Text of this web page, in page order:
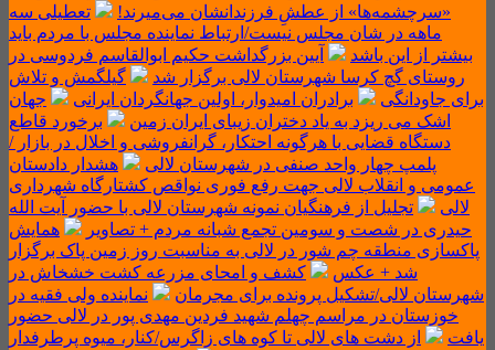
«سرچشمه‌ها» از عطشِ فرزندانشان می‌میرند!
تعطیلی سه
ماهه در شان مجلس نیست/ارتباط نماینده مجلس با مردم باید
بیشتر از این باشد
آیین بزرگداشت حکیم ابوالقاسم فردوسی در
روستای گچ کرسا شهرستان لالی برگزار شد
گیلگمش و تلاش
برای جاودانگی
برادران امیدوار، اولین جهانگردان ایرانی
جهان
اشک می ریزد به یاد دختران زیبای ایران زمین
برخورد قاطع
دستگاه قضایی با هرگونه احتکار، گرانفروشی و اخلال در بازار /
پلمپ چهار واحد صنفی در شهرستان لالی
هشدار دادستان
عمومی و انقلاب لالی جهت رفع فوری نواقص کشتارگاه شهرداری‌
لالی
تجلیل از فرهنگیان نمونه شهرستان لالی با حضور آیت الله
حیدری در شصت و سومین تجمع شبانه مردم + تصاویر
همایش
پاکسازی منطقه چم شور در لالی به مناسبت روز زمین پاک برگزار
شد + عکس
کشف و امحای مزرعه کشت خشخاش در
شهرستان لالی/تشکیل پرونده برای مجرمان
نماینده ولی فقیه در
خوزستان در مراسم چهلم شهید فردین مهدی پور در لالی حضور
یافت
از دشت های لالی تا کوه های زاگرس/کنار، میوه پرطرفدار